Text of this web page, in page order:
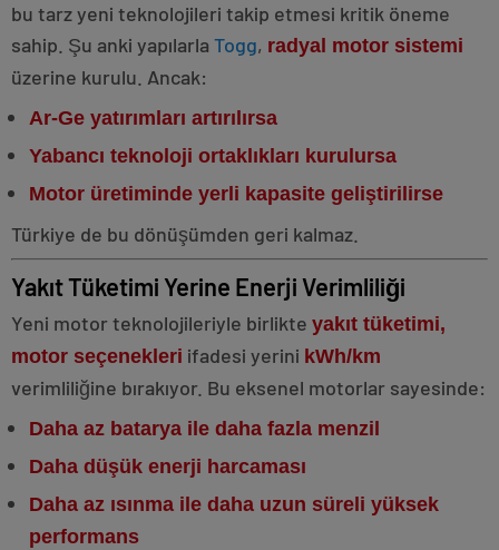
bu tarz yeni teknolojileri takip etmesi kritik öneme
sahip. Şu anki yapılarla Togg, radyal motor sistemi
üzerine kurulu. Ancak:
Ar-Ge yatırımları artırılırsa
Yabancı teknoloji ortaklıkları kurulursa
Motor üretiminde yerli kapasite geliştirilirse
Türkiye de bu dönüşümden geri kalmaz.
Yakıt Tüketimi Yerine Enerji Verimliliği
Yeni motor teknolojileriyle birlikte yakıt tüketimi,
motor seçenekleri ifadesi yerini kWh/km
verimliliğine bırakıyor. Bu eksenel motorlar sayesinde:
Daha az batarya ile daha fazla menzil
Daha düşük enerji harcaması
Daha az ısınma ile daha uzun süreli yüksek
performans